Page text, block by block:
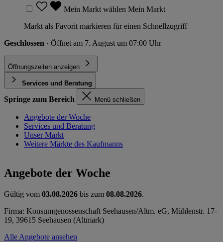
Mein Markt wählen Mein Markt
Markt als Favorit markieren für einen Schnellzugriff
Geschlossen · Öffnet am 7. August um 07:00 Uhr
Öffnungszeiten anzeigen
Services und Beratung
Springe zum Bereich Menü schließen
Angebote der Woche
Services und Beratung
Unser Markt
Weitere Märkte des Kaufmanns
Angebote der Woche
Gültig vom 03.08.2026 bis zum 08.08.2026.
Firma: Konsumgenossenschaft Seehausen/Altm. eG, Mühlenstr. 17-
19, 39615 Seehausen (Altmark)
Alle Angebote ansehen